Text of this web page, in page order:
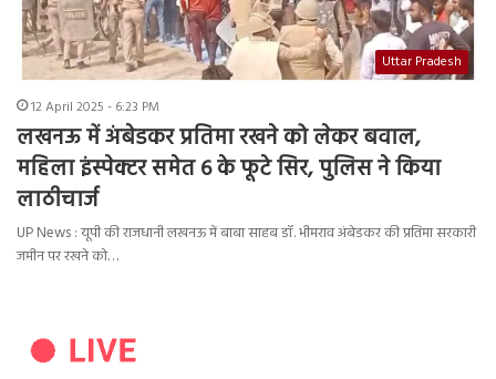
Uttar Pradesh
12 April 2025 - 6:23 PM
लखनऊ में अंबेडकर प्रतिमा रखने को लेकर बवाल,
महिला इंस्पेक्टर समेत 6 के फूटे सिर, पुलिस ने किया
लाठीचार्ज
UP News : यूपी की राजधानी लखनऊ में बाबा साहब डॉ. भीमराव अंबेडकर की प्रतिमा सरकारी
जमीन पर रखने को…